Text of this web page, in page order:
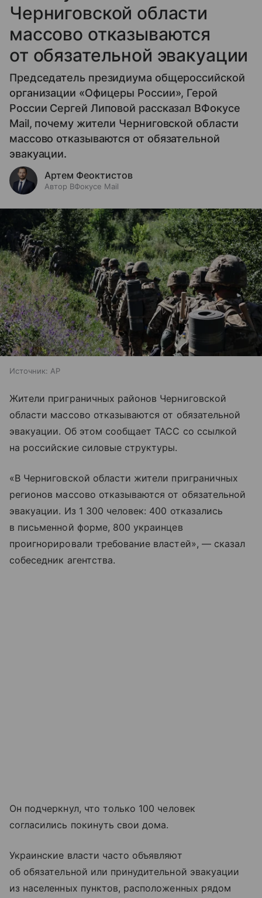
Черниговской области
массово отказываются
от обязательной эвакуации
Председатель президиума общероссийской
организации «Офицеры России», Герой
России Сергей Липовой рассказал ВФокусе
Mail, почему жители Черниговской области
массово отказываются от обязательной
эвакуации.
Артем Феоктистов
Автор ВФокусе Mail
Источник: AP
Жители приграничных районов Черниговской
области массово отказываются от обязательной
эвакуации. Об этом сообщает ТАСС со ссылкой
на российские силовые структуры.
«В Черниговской области жители приграничных
регионов массово отказываются от обязательной
эвакуации. Из 1 300 человек: 400 отказались
в письменной форме, 800 украинцев
проигнорировали требование властей», — сказал
собеседник агентства.
Он подчеркнул, что только 100 человек
согласились покинуть свои дома.
Украинские власти часто объявляют
об обязательной или принудительной эвакуации
из населенных пунктов, расположенных рядом